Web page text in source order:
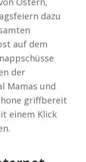
dazu
auf dem
der
Mamas und
griffbereit
einem Klick